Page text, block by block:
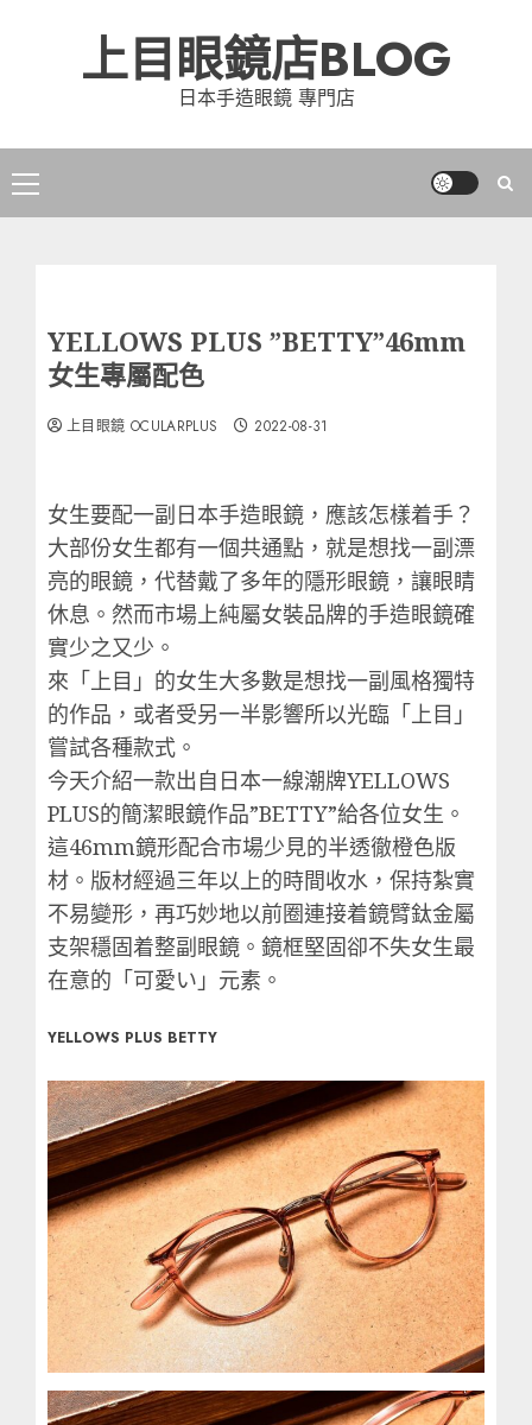
上目眼鏡店BLOG
日本手造眼鏡 專門店
Primary
Menu
YELLOWS PLUS ”BETTY”46mm
女生專屬配色
上目眼鏡 OCULARPLUS 2022-08-31
女生要配一副日本手造眼鏡，應該怎樣着手？
大部份女生都有一個共通點，就是想找一副漂
亮的眼鏡，代替戴了多年的隱形眼鏡，讓眼睛
休息。然而市場上純屬女裝品牌的手造眼鏡確
實少之又少。
來「上目」的女生大多數是想找一副風格獨特
的作品，或者受另一半影響所以光臨「上目」
嘗試各種款式。
今天介紹一款出自日本一線潮牌YELLOWS
PLUS的簡潔眼鏡作品”BETTY”給各位女生。
這46mm鏡形配合市場少見的半透徹橙色版
材。版材經過三年以上的時間收水，保持紮實
不易變形，再巧妙地以前圈連接着鏡臂鈦金屬
支架穩固着整副眼鏡。鏡框堅固卻不失女生最
在意的「可愛い」元素。
YELLOWS PLUS BETTY